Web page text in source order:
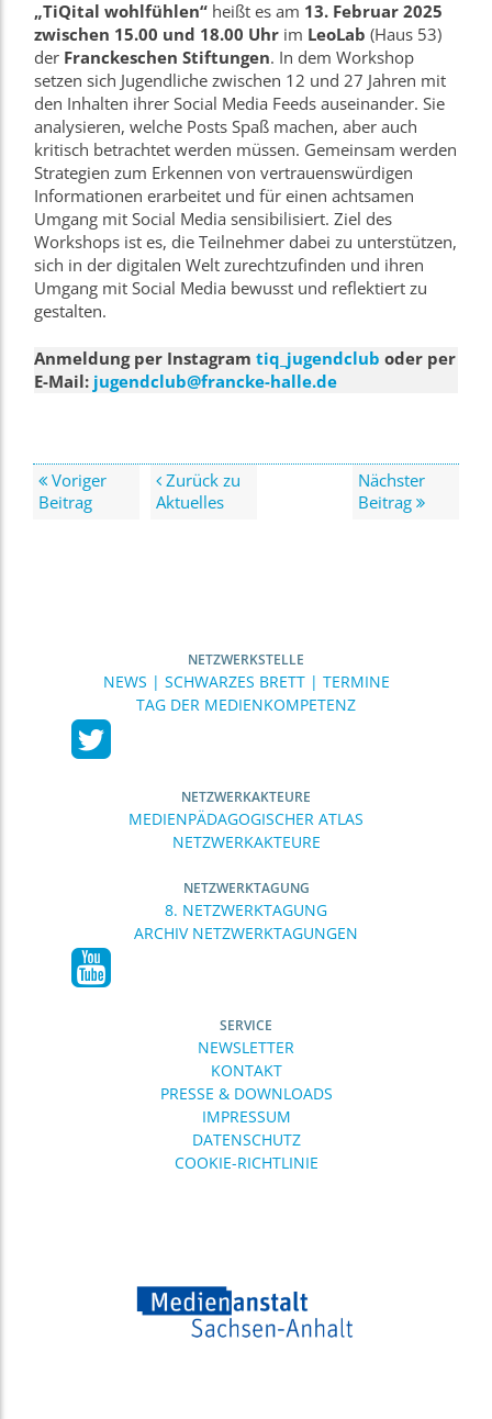
„TiQital wohlfühlen“ heißt es am 13. Februar 2025
zwischen 15.00 und 18.00 Uhr im LeoLab (Haus 53)
der Franckeschen Stiftungen. In dem Workshop
setzen sich Jugendliche zwischen 12 und 27 Jahren mit
den Inhalten ihrer Social Media Feeds auseinander. Sie
analysieren, welche Posts Spaß machen, aber auch
kritisch betrachtet werden müssen. Gemeinsam werden
Strategien zum Erkennen von vertrauenswürdigen
Informationen erarbeitet und für einen achtsamen
Umgang mit Social Media sensibilisiert. Ziel des
Workshops ist es, die Teilnehmer dabei zu unterstützen,
sich in der digitalen Welt zurechtzufinden und ihren
Umgang mit Social Media bewusst und reflektiert zu
gestalten.
Anmeldung per Instagram tiq_jugendclub oder per
E-Mail: jugendclub@francke-halle.de
Voriger
Beitrag
Zurück zu
Aktuelles
Nächster
Beitrag
NETZWERKSTELLE
NEWS | SCHWARZES BRETT | TERMINE
TAG DER MEDIENKOMPETENZ
NETZWERKAKTEURE
MEDIENPÄDAGOGISCHER ATLAS
NETZWERKAKTEURE
NETZWERKTAGUNG
8. NETZWERKTAGUNG
ARCHIV NETZWERKTAGUNGEN
SERVICE
NEWSLETTER
KONTAKT
PRESSE & DOWNLOADS
IMPRESSUM
DATENSCHUTZ
COOKIE-RICHTLINIE